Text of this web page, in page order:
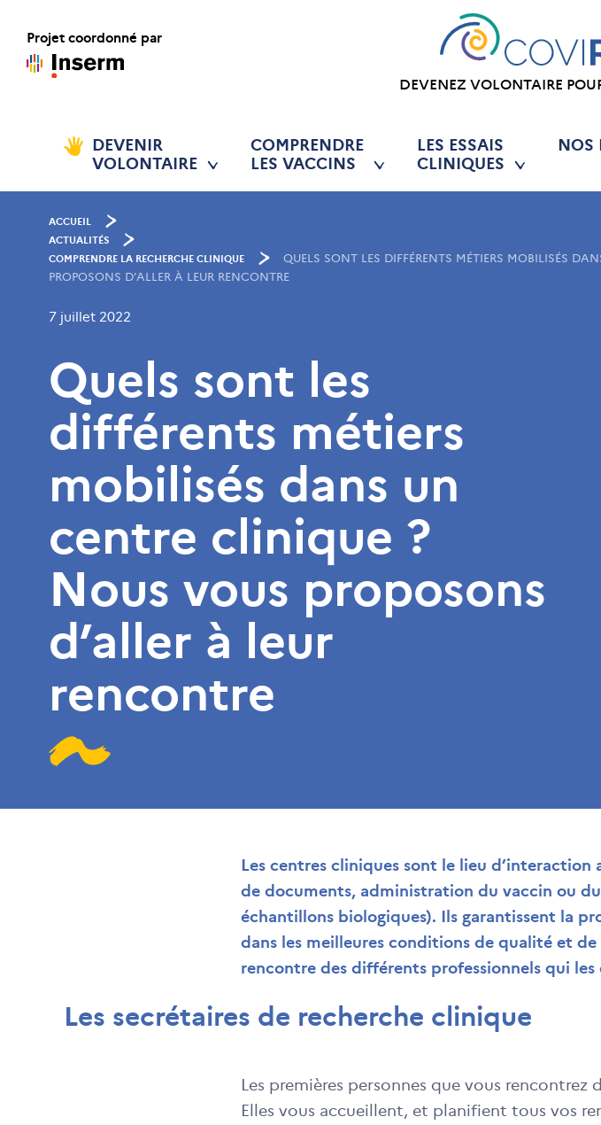
Projet coordonné par
DEVENEZ VOLONTAIRE
DEVENIR
VOLONTAIRE
COMPRENDRE
LES VACCINS
LES ESSAIS
CLINIQUES
NOS
ACCUEIL
ACTUALITÉS
COMPRENDRE LA RECHERCHE CLINIQUE
QUELS SONT LES DIFFÉRENTS MÉTIERS MOBILISÉS
PROPOSONS D’ALLER À LEUR RENCONTRE
7 juillet 2022
Quels sont les
différents métiers
mobilisés dans un
centre clinique ?
Nous vous proposons
d’aller à leur
rencontre
Les centres cliniques sont le lieu
de documents, administration du vaccin ou
échantillons biologiques). Ils garantissent la
dans les meilleures conditions de qualité et de
rencontre des différents professionnels qui les
Les secrétaires de recherche clinique
Les premières personnes que vous
Elles vous accueillent, et planifient tous vos